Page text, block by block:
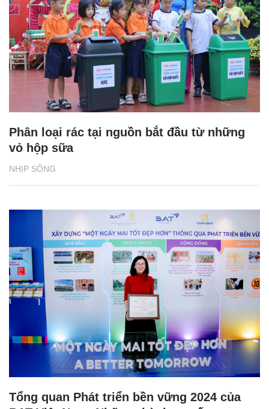
NHỊP SỐNG
Phân loại rác tại nguồn bắt đầu từ những
vỏ hộp sữa
Tổng quan Phát triển bền vững 2024 của